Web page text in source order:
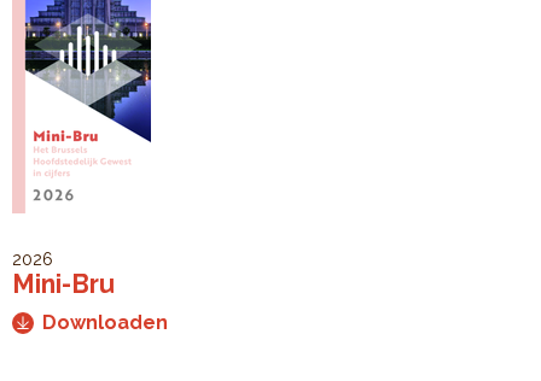
2026
Mini-Bru
Downloaden